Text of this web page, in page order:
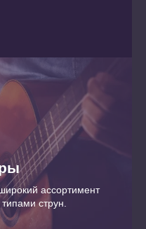
ассортимент
струн.